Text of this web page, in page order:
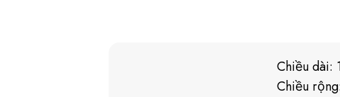
Chiều dài:
Chiều